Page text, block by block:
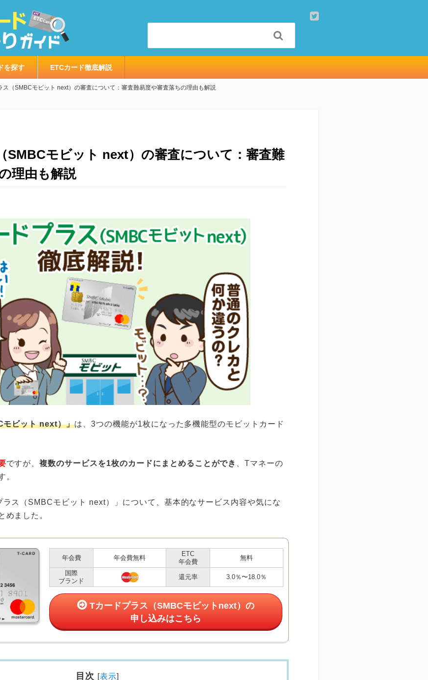

を探す ETCカード徹底解説
ス（SMBCモビット next）の審査について：審査難易度や審査落ちの理由も解説
SMBCモビット next）の審査について：審査難
理由も解説
モビット next）」は、3つの機能が1枚になった多機能型のモビットカード
ですが、複数のサービスを1枚のカードにまとめることができ
、Tマネーの
。
ス（SMBCモビット next）」について、基本的なサービス内容や気にな
めました。
年会費 年会費無料
ETC
年会費
無料
国際
ブランド
還元率 3.0％〜18.0％
Tカードプラス（SMBCモビットnext）の
申し込みはこちら
目次 [表示]